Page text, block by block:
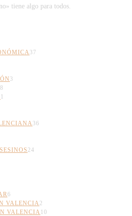
tiene algo para todos.
37
3
1
36
24
6
VALENCIA 2
VALENCIA 10